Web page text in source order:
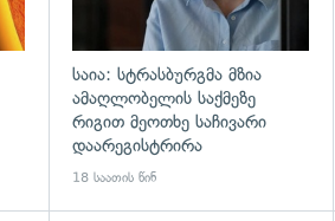
საია: სტრასბურგმა მზია
ამაღლობელის საქმეზე
რიგით მეოთხე საჩივარი
დაარეგისტრირა
18 საათის წინ